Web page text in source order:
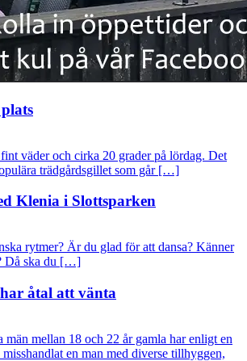
väder och cirka 20 grader på lördag. Det
trädgårdsgillet som går […]
Klenia i Slottsparken
rytmer? Är du glad för att dansa? Känner
Då ska du […]
åtal att vänta
mellan 18 och 22 år gamla har enligt en
misshandlat en man med diverse tillhyggen,